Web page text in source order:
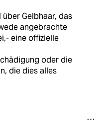
Gelbhaar, das
angebrachte
eine offizielle
oder die
die dies alles